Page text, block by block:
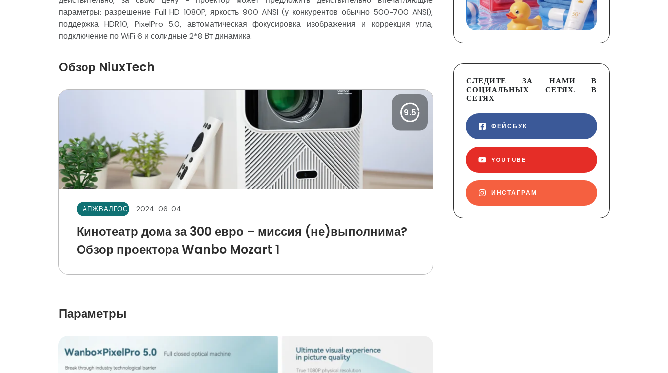
параметры: разрешение Full HD 1080P, яркость 900 ANSI (у конкурентов обычно 500-700 ANSI),
поддержка HDR10, PixelPro 5.0, автоматическая фокусировка изображения и коррекция угла,
подключение по WiFi 6 и солидные 2*8 Вт динамика.
Обзор NiuxTech
9.5
АПЖВАЛГОС 2024-06-04
Кинотеатр дома за 300 евро – миссия (не)выполнима?
Обзор проектора Wanbo Mozart 1
Параметры
СЛЕДИТЕ ЗА НАМИ В
СОЦИАЛЬНЫХ СЕТЯХ. В
СЕТЯХ
ФЕЙСБУК
YOUTUBE
ИНСТАГРАМ